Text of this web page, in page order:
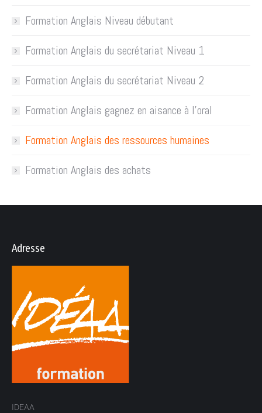
Formation Anglais Niveau débutant
Formation Anglais du secrétariat Niveau 1
Formation Anglais du secrétariat Niveau 2
Formation Anglais gagnez en aisance à l’oral
Formation Anglais des ressources humaines
Formation Anglais des achats
Adresse
IDEAA